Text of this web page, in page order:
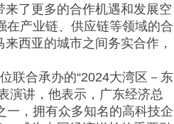
了更多的合作机遇和发展空
在产业链、供应链等领域的合
西亚的城市之间务实合作，
联合承办的“2024大湾区－东
演讲，他表示，广东经济总
一，拥有众多知名的高科技企